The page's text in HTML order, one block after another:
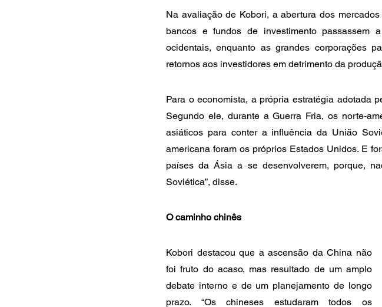
Na avaliação de Kobori, a abertura dos
bancos e fundos de investimento passassem
ocidentais, enquanto as grandes corporações
retornos aos investidores em detrimento da
Para o economista, a própria estratégia adotada
Segundo ele, durante a Guerra Fria, os norte-
asiáticos para conter a influência da União
americana foram os próprios Estados Unidos. E
países da Ásia a se desenvolverem, porque,
Soviética”, disse.
O caminho chinês
Kobori destacou que a ascensão da China não
foi fruto do acaso, mas resultado de um amplo
debate interno e de um planejamento de longo
prazo. “Os chineses estudaram todos os